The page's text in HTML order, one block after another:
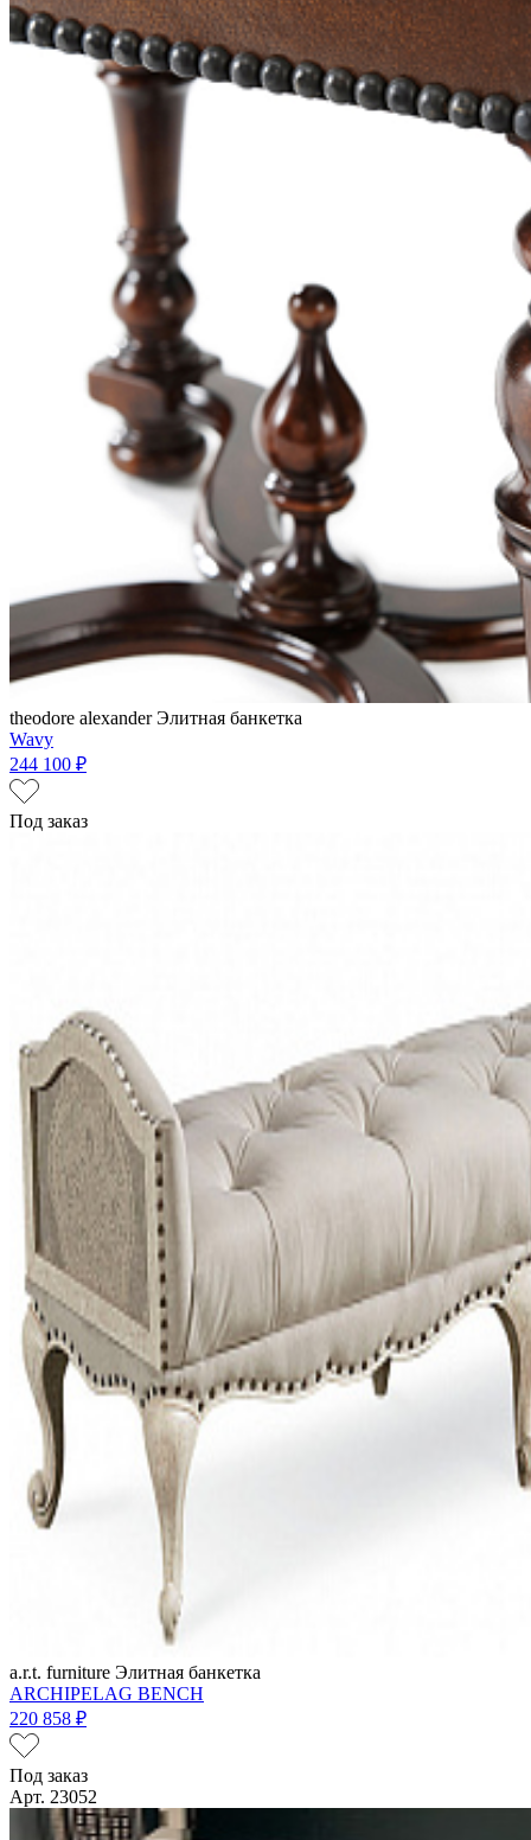
theodore alexanderЭлитная банкетка
Wavy
244 100 ₽
Под заказ
a.r.t. furniture Элитная банкетка
ARCHIPELAG BENCH
220 858 ₽
Под заказ
Арт. 23052